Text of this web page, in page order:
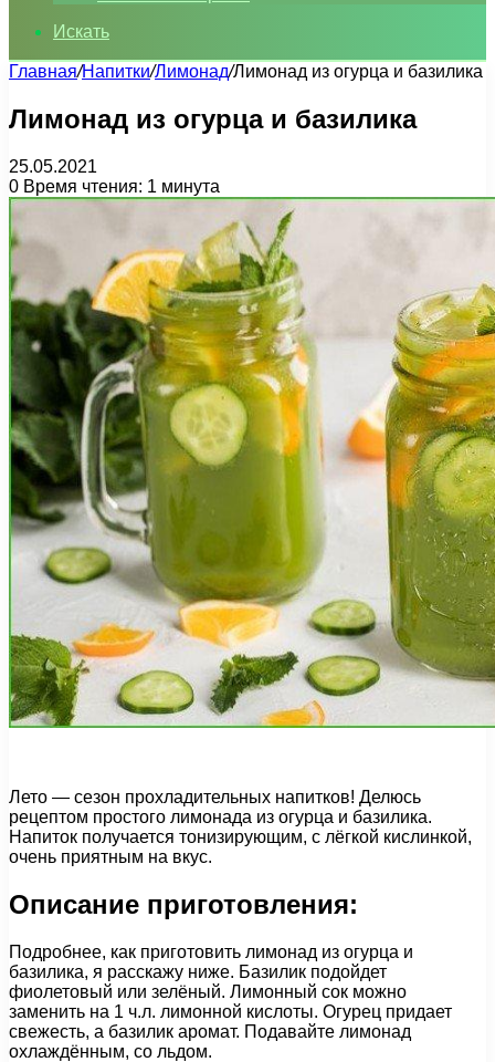
Искать
Главная/Напитки/Лимонад/Лимонад из огурца и базилика
Лимонад из огурца и базилика
25.05.2021
0 Время чтения: 1 минута
Лето — сезон прохладительных напитков! Делюсь
рецептом простого лимонада из огурца и базилика.
Напиток получается тонизирующим, с лёгкой кислинкой,
очень приятным на вкус.
Описание приготовления:
Подробнее, как приготовить лимонад из огурца и
базилика, я расскажу ниже. Базилик подойдет
фиолетовый или зелёный. Лимонный сок можно
заменить на 1 ч.л. лимонной кислоты. Огурец придает
свежесть, а базилик аромат. Подавайте лимонад
охлаждённым, со льдом.